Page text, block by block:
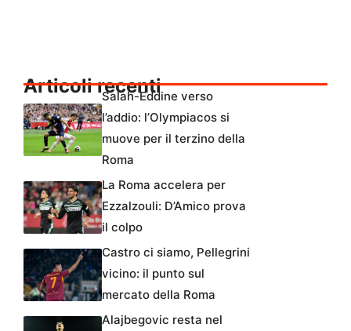
Articoli recenti
Salah-Eddine verso
l’addio: l’Olympiacos si
muove per il terzino della
Roma
La Roma accelera per
Ezzalzouli: D’Amico prova
il colpo
Castro ci siamo, Pellegrini
vicino: il punto sul
mercato della Roma
Alajbegovic resta nel